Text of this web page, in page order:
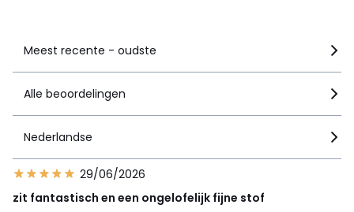
Meest recente - oudste
Alle beoordelingen
Nederlandse
29/06/2026
zit fantastisch en een ongelofelijk fijne stof